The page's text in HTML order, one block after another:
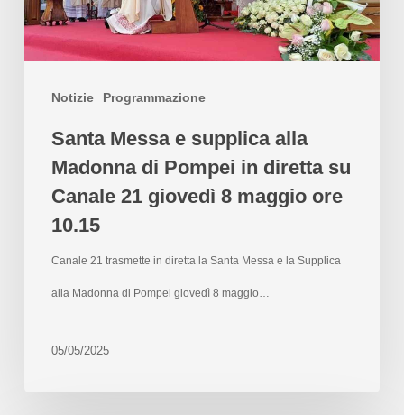
Notizie Programmazione
Santa Messa e supplica alla
Madonna di Pompei in diretta su
Canale 21 giovedì 8 maggio ore
10.15
Canale 21 trasmette in diretta la Santa Messa e la Supplica
alla Madonna di Pompei giovedì 8 maggio…
05/05/2025